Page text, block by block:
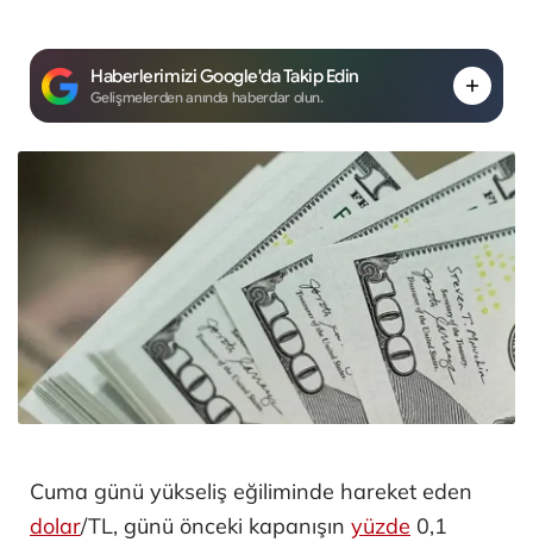
Haberlerimizi Google'da Takip Edin
Gelişmelerden anında haberdar olun.
Cuma günü yükseliş eğiliminde hareket eden
dolar/TL, günü önceki kapanışın yüzde 0,1